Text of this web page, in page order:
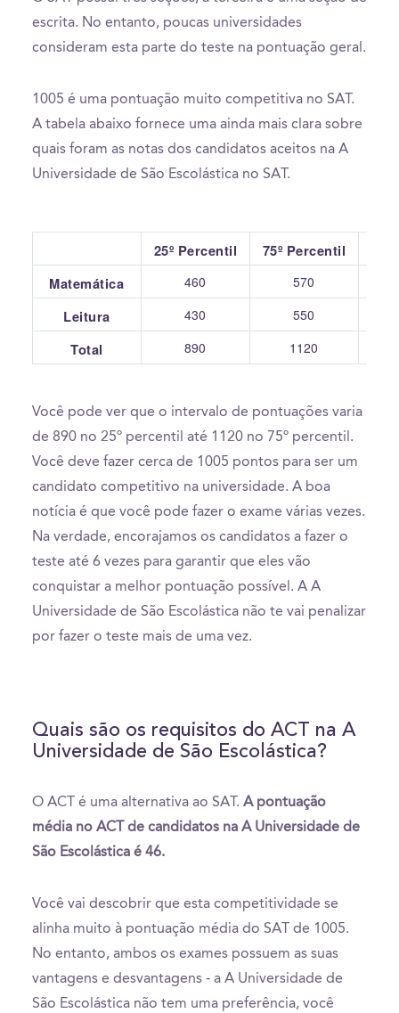
escrita. No entanto, poucas universidades
consideram esta parte do teste na pontuação geral.
1005 é uma pontuação muito competitiva no SAT.
A tabela abaixo fornece uma ainda mais clara sobre
quais foram as notas dos candidatos aceitos na A
Universidade de São Escolástica no SAT.
25º Percentil 75º Percentil
Matemática
460 570
Leitura 430 550
Total 890 1120
Você pode ver que o intervalo de pontuações varia
de 890 no 25º percentil até 1120 no 75º percentil.
Você deve fazer cerca de 1005 pontos para ser um
candidato competitivo na universidade. A boa
notícia é que você pode fazer o exame várias vezes.
Na verdade, encorajamos os candidatos a fazer o
teste até 6 vezes para garantir que eles vão
conquistar a melhor pontuação possível. A A
Universidade de São Escolástica não te vai penalizar
por fazer o teste mais de uma vez.
Quais são os requisitos do ACT na A
Universidade de São Escolástica?
O ACT é uma alternativa ao SAT. A pontuação
média no ACT de candidatos na A Universidade de
São Escolástica é 46.
Você vai descobrir que esta competitividade se
alinha muito à pontuação média do SAT de 1005.
No entanto, ambos os exames possuem as suas
vantagens e desvantagens - a A Universidade de
São Escolástica não tem uma preferência, você